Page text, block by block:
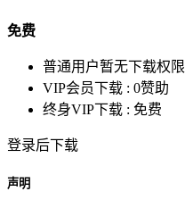
免费
普通用户暂无下载权限
VIP会员下载 : 0赞助
终身VIP下载 : 免费
登录后下载
声明